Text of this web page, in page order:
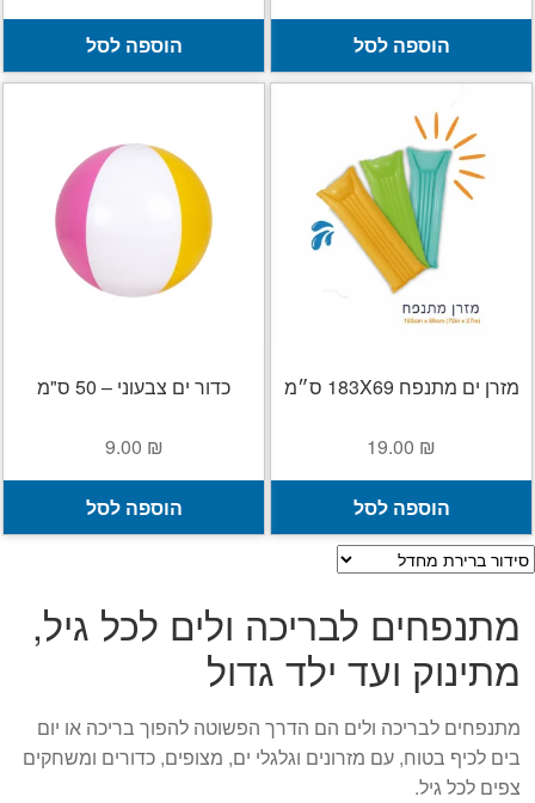
הוספה לסל הוספה לסל
מזרן ים מתנפח 183X69 ס״מ
19.00 ₪
הוספה לסל
כדור ים צבעוני – 50 ס"מ
9.00 ₪
הוספה לסל
מתנפחים לבריכה ולים לכל גיל,
מתינוק ועד ילד גדול
מתנפחים לבריכה ולים הם הדרך הפשוטה להפוך בריכה או יום
בים לכיף בטוח, עם מזרונים וגלגלי ים, מצופים, כדורים ומשחקים
צפים לכל גיל.